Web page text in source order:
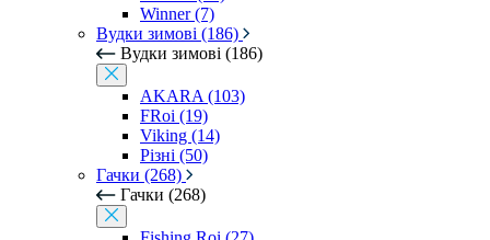
Winner (7)
Вудки зимові (186)
Вудки зимові (186)
AKARA (103)
FRoi (19)
Viking (14)
Різні (50)
Гачки (268)
Гачки (268)